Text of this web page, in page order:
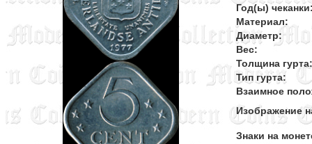
Год(ы)
Материал:
Диаметр:
Вес:
Толщина гурта:
Тип гурта:
Взаимное
Изображение
Знаки на